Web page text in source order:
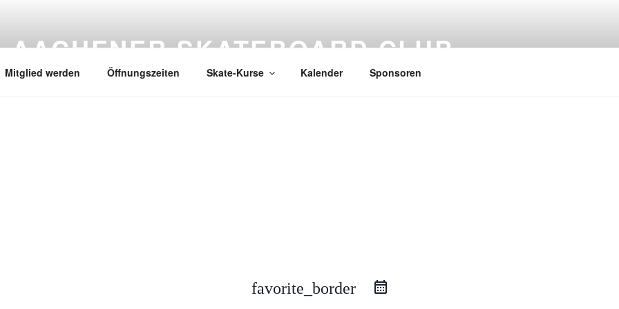
AACHENER SKATEBOARD CLUB
Mitglied werden Öffnungszeiten Skate-Kurse Kalender Sponsoren
favorite_border